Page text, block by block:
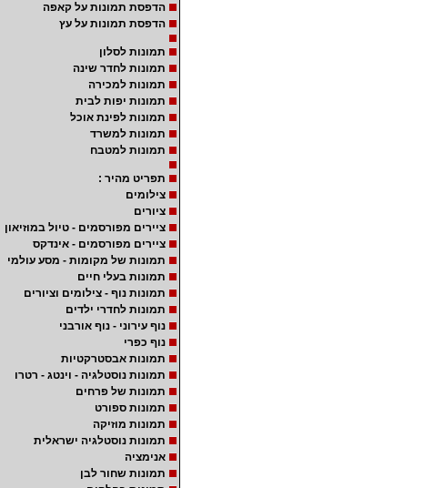
הדפסת תמונות על קאפה
הדפסת תמונות על עץ
תמונות לסלון
תמונות לחדר שינה
תמונות למכירה
תמונות יפות לבית
תמונות לפינת אוכל
תמונות למשרד
תמונות למטבח
תפריט מהיר :
צילומים
ציורים
ציירים מפורסמים - טיול במוזיאון
ציירים מפורסמים - אינדקס
תמונות של מקומות - מסע עולמי
תמונות בעלי חיים
תמונות נוף - צילומים וציורים
תמונות לחדרי ילדים
נוף עירוני - נוף אורבני
נוף כפרי
תמונות אבסטרקטיות
תמונות נוסטלגיה - וינטג - רטרו
תמונות של פרחים
תמונות ספורט
תמונות מוזיקה
תמונות נוסטלגיה ישראלית
אנימציה
תמונות שחור לבן